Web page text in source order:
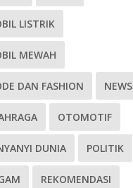
LISTRIK
MEWAH
DAN FASHION NEWS
OTOMOTIF
DUNIA POLITIK
REKOMENDASI